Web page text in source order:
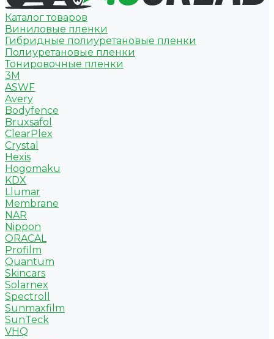
Каталог товаров
Виниловые пленки
Гибридные полиуретановые пленки
Полиуретановые пленки
Тонировочные пленки
3M
ASWF
Avery
Bodyfence
Bruxsafol
ClearPlex
Crystal
Hexis
Hogomaku
KDX
Llumar
Membrane
NAR
Nippon
ORACAL
Profilm
Quantum
Skincars
Solarnex
Spectroll
Sunmaxfilm
SunTeck
VHQ